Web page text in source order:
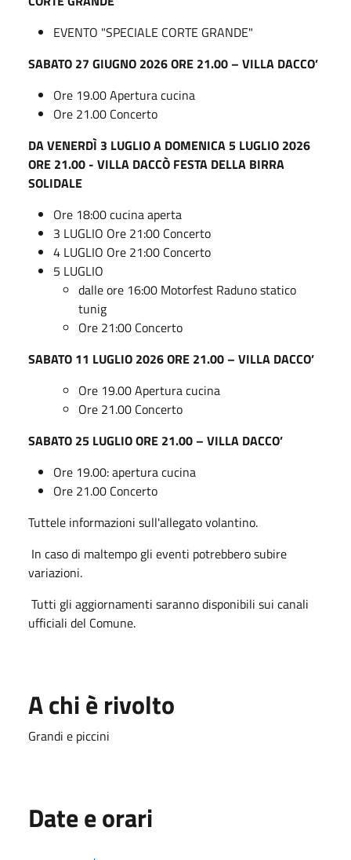
EVENTO "SPECIALE CORTE GRANDE"
SABATO 27 GIUGNO 2026 ORE 21.00 – VILLA DACCO’
Ore 19.00 Apertura cucina
Ore 21.00 Concerto
DA VENERDÌ 3 LUGLIO A DOMENICA 5 LUGLIO 2026
ORE 21.00 - VILLA DACCÒ FESTA DELLA BIRRA
SOLIDALE
Ore 18:00 cucina aperta
3 LUGLIO Ore 21:00 Concerto
4 LUGLIO Ore 21:00 Concerto
5 LUGLIO
dalle ore 16:00 Motorfest Raduno statico
tunig
Ore 21:00 Concerto
SABATO 11 LUGLIO 2026 ORE 21.00 – VILLA DACCO’
Ore 19.00 Apertura cucina
Ore 21.00 Concerto
SABATO 25 LUGLIO ORE 21.00 – VILLA DACCO’
Ore 19.00: apertura cucina
Ore 21.00 Concerto
Tuttele informazioni sull'allegato volantino.
In caso di maltempo gli eventi potrebbero subire
variazioni.
Tutti gli aggiornamenti saranno disponibili sui canali
ufficiali del Comune.
A chi è rivolto
Grandi e piccini
Date e orari